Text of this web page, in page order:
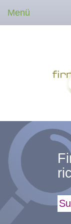
Menü